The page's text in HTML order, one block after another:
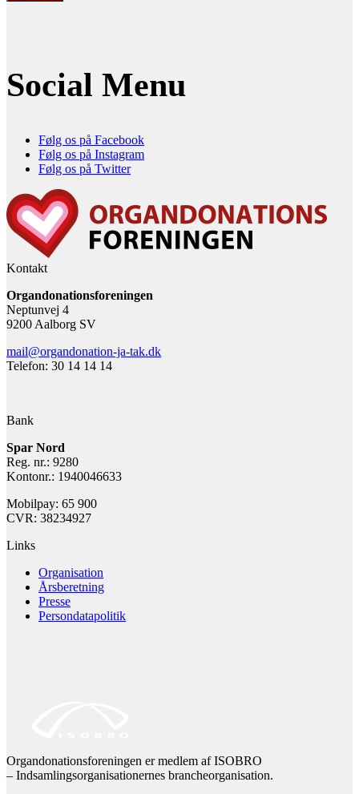
Social Menu
Følg os på Facebook
Følg os på Instagram
Følg os på Twitter
Kontakt
Organdonationsforeningen
Neptunvej 4
9200 Aalborg SV
mail@organdonation-ja-tak.dk
Telefon: 30 14 14 14
Bank
Spar Nord
Reg. nr.: 9280
Kontonr.: 1940046633
Mobilpay: 65 900
CVR: 38234927
Links
Organisation
Årsberetning
Presse
Persondatapolitik
Organdonationsforeningen er medlem af ISOBRO
– Indsamlingsorganisationernes brancheorganisation.